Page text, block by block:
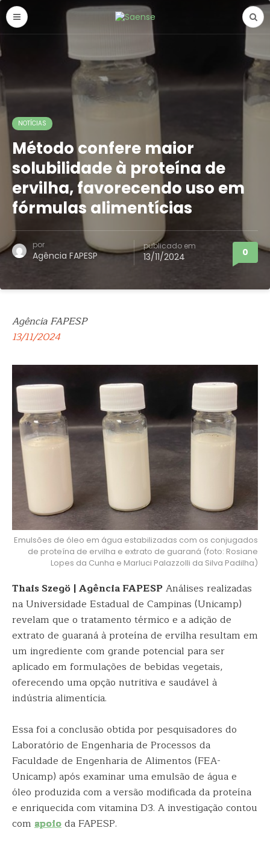
NOTÍCIAS
Método confere maior
solubilidade à proteína de
ervilha, favorecendo uso em
fórmulas alimentícias
por
Agência FAPESP
publicado em
13/11/2024 0
Agência FAPESP
13/11/2024
Emulsões de óleo em água estabilizadas com os conjugados
de proteína de ervilha e extrato de guaraná (foto: Rosiane
Lopes da Cunha e Marluci Palazzolli da Silva Padilha)
Thais Szegö | Agência FAPESPAnálises realizadas
na Universidade Estadual de Campinas (Unicamp)
revelam que o tratamento térmico e a adição de
extrato de guaraná à proteína de ervilha resultam em
um ingrediente com grande potencial para ser
aplicado em formulações de bebidas vegetais,
oferecendo uma opção nutritiva e saudável à
indústria alimentícia.
Essa foi a conclusão obtida por pesquisadores do
Laboratório de Engenharia de Processos da
Faculdade de Engenharia de Alimentos (FEA-
Unicamp) após examinar uma emulsão de água e
óleo produzida com a versão modificada da proteína
e enriquecida com vitamina D3. A investigação contou
com apoioda FAPESP.